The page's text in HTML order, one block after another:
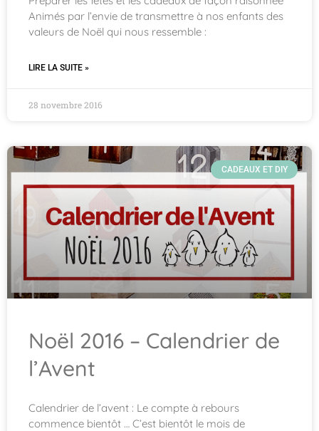
Animés par l’envie de transmettre à nos enfants des
valeurs de Noël qui nous ressemble :
LIRE LA SUITE »
28 novembre 2016
CADEAUX ET DIY
Noël 2016 – Calendrier de
l’Avent
Calendrier de l’avent : Le compte à rebours
commence bientôt … C’est bientôt le mois de